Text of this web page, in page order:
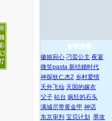
影视推荐
徽娘宛心 刁蛮公主 夜宴
微笑pasta 新结婚时代
神探狄仁杰2 乡村爱情
天外飞仙 天国的嫁衣
父子 站台 疯狂的石头
满城尽带黄金甲 神话
东京审判 宝贝计划
墨攻